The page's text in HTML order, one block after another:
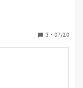
園している(預か
3 ・ 07/20